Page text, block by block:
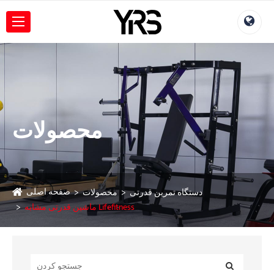
محصولات
صفحه اصلی محصولات
دستگاه تمرین قدرتی
ماشین قدرتی مشابه Lifefitness